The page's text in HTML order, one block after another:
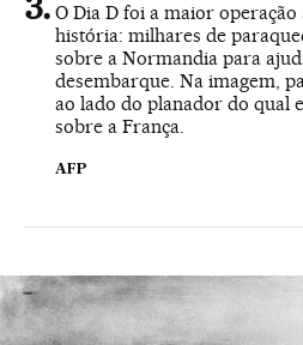
O Dia D foi a maior
história: milhares de
sobre a Normandia para
desembarque. Na imagem,
ao lado do planador do qual
sobre a França.
AFP